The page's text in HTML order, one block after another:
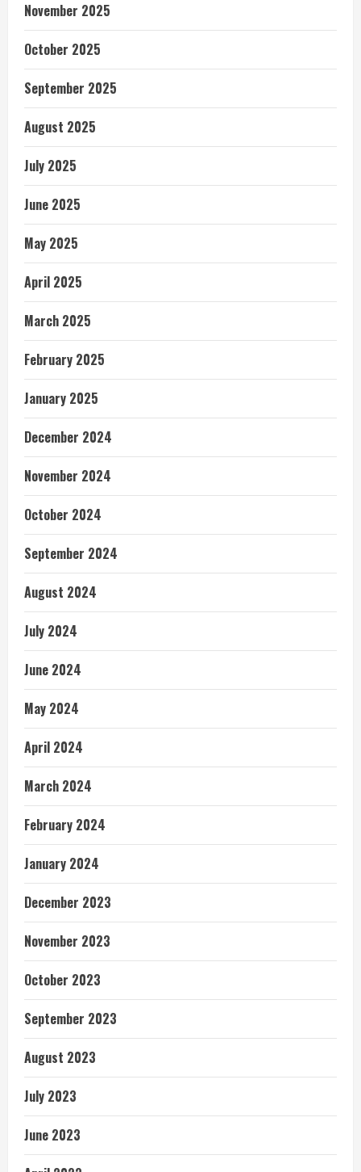
November 2025
October 2025
September 2025
August 2025
July 2025
June 2025
May 2025
April 2025
March 2025
February 2025
January 2025
December 2024
November 2024
October 2024
September 2024
August 2024
July 2024
June 2024
May 2024
April 2024
March 2024
February 2024
January 2024
December 2023
November 2023
October 2023
September 2023
August 2023
July 2023
June 2023